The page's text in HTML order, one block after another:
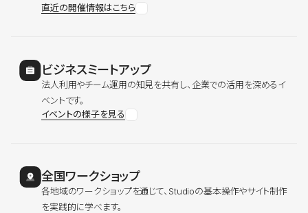
直近の開催情報はこちら
ビジネスミートアップ
法人利用やチーム運用の知見を共有し、企業での活用を深めるイ
ベントです。
イベントの様子を見る
全国ワークショップ
各地域のワークショップを通じて、Studioの基本操作やサイト制作
を実践的に学べます。